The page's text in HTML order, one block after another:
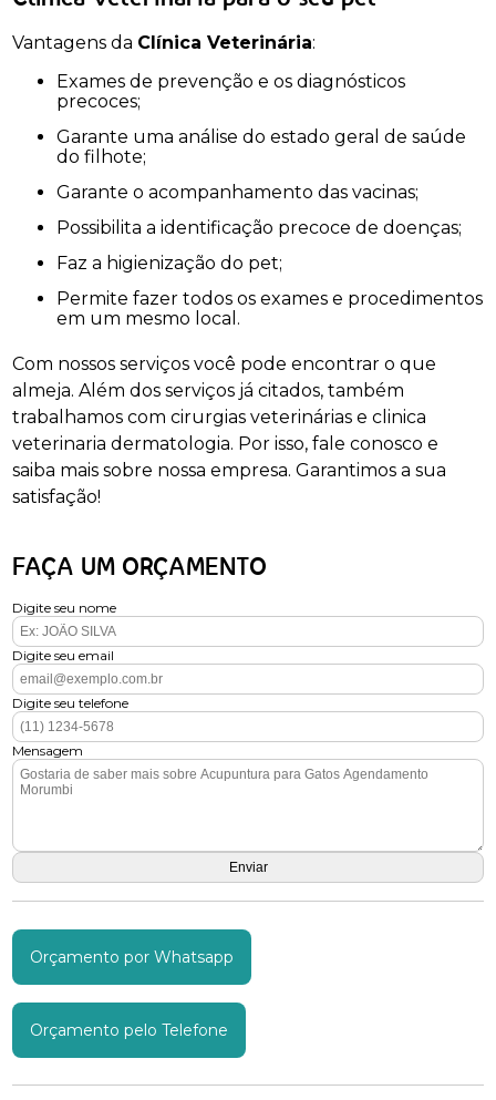
Vantagens da Clínica Veterinária:
Exames de prevenção e os diagnósticos
precoces;
Garante uma análise do estado geral de saúde
do filhote;
Garante o acompanhamento das vacinas;
Possibilita a identificação precoce de doenças;
Faz a higienização do pet;
Permite fazer todos os exames e procedimentos
em um mesmo local.
Com nossos serviços você pode encontrar o que
almeja. Além dos serviços já citados, também
trabalhamos com cirurgias veterinárias e clinica
veterinaria dermatologia. Por isso, fale conosco e
saiba mais sobre nossa empresa. Garantimos a sua
satisfação!
FAÇA UM ORÇAMENTO
Digite seu nome
Digite seu email
Digite seu telefone
Mensagem
Orçamento por Whatsapp
Orçamento pelo Telefone